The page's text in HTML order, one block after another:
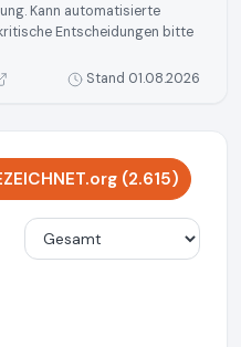
Kann automatisierte
Entscheidungen bitte
Stand 01.08.2026
(2.615)